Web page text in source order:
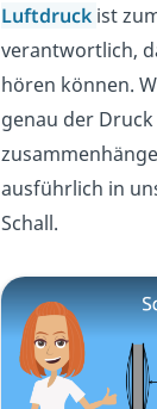
Luftdruck ist
verantwortlich,
hören können.
genau der
ausführlich in
Schall.